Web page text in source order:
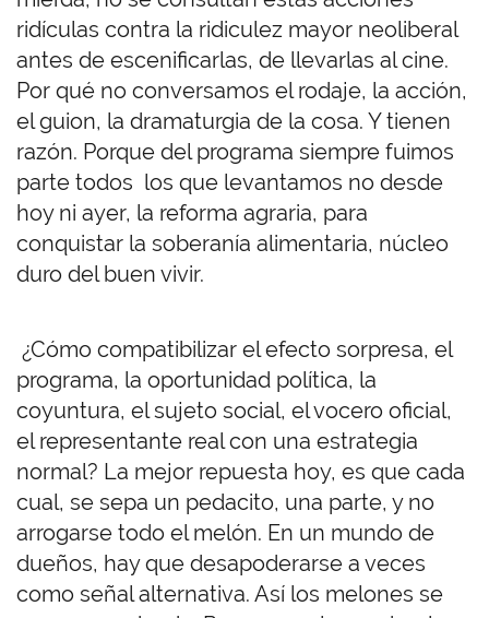
ridículas contra la ridiculez mayor neoliberal
antes de escenificarlas, de llevarlas al cine.
Por qué no conversamos el rodaje, la acción,
el guion, la dramaturgia de la cosa. Y tienen
razón. Porque del programa siempre fuimos
parte todos los que levantamos no desde
hoy ni ayer, la reforma agraria, para
conquistar la soberanía alimentaria, núcleo
duro del buen vivir.
¿Cómo compatibilizar el efecto sorpresa, el
programa, la oportunidad política, la
coyuntura, el sujeto social, el vocero oficial,
el representante real con una estrategia
normal? La mejor repuesta hoy, es que cada
cual, se sepa un pedacito, una parte, y no
arrogarse todo el melón. En un mundo de
dueños, hay que desapoderarse a veces
como señal alternativa. Así los melones se